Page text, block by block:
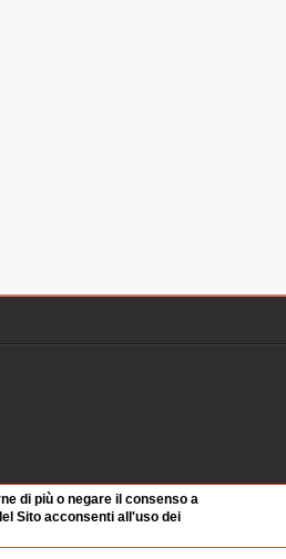
di più o negare il consenso a
Sito acconsenti all'uso dei